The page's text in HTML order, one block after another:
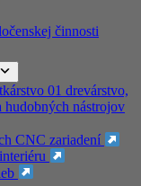
činnosti
01 drevárstvo,
hudobných nástrojov
CNC zariadení